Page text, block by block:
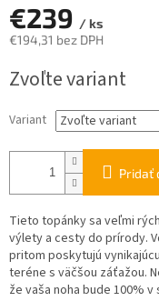
€239 / ks
€194,31 bez DPH
cena:
Zvoľte variant
Variant
Pridať
Tieto topánky sa veľmi
výlety a cesty do prírody.
pritom poskytujú
teréne s väčšou záťažou.
že vaša noha bude 100%